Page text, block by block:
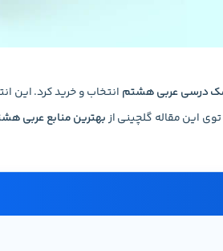
درسی عربی هشتم انتخاب و خرید کرد. این
این مقاله گلچینی ازبهترین منابع عربی